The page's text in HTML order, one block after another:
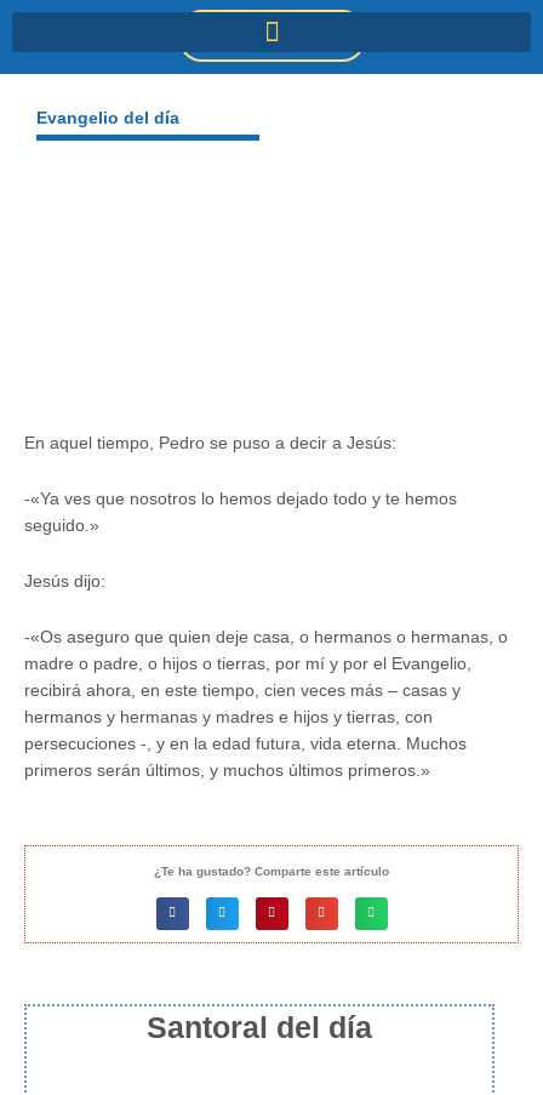
DONACIONES
Evangelio del día
En aquel tiempo, Pedro se puso a decir a Jesús:
-«Ya ves que nosotros lo hemos dejado todo y te hemos
seguido.»
Jesús dijo:
-«Os aseguro que quien deje casa, o hermanos o hermanas, o
madre o padre, o hijos o tierras, por mí y por el Evangelio,
recibirá ahora, en este tiempo, cien veces más – casas y
hermanos y hermanas y madres e hijos y tierras, con
persecuciones -, y en la edad futura, vida eterna. Muchos
primeros serán últimos, y muchos últimos primeros.»
¿Te ha gustado? Comparte este artículo
Santoral del día